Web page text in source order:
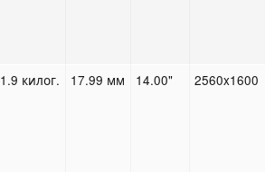
1.9 килог. 17.99 мм 14.00" 2560x1600